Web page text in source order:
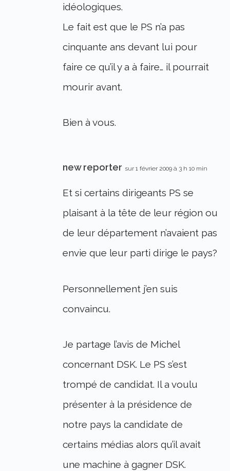
idéologiques.
Le fait est que le PS n’a pas
cinquante ans devant lui pour
faire ce qu’il y a à faire… il pourrait
mourir avant.
Bien à vous.
new reporter sur 1 février 2009 à 3 h 10 min
Et si certains dirigeants PS se
plaisant à la tête de leur région ou
de leur département n’avaient pas
envie que leur parti dirige le pays?
Personnellement j’en suis
convaincu.
Je partage l’avis de Michel
concernant DSK. Le PS s’est
trompé de candidat. Il a voulu
présenter à la présidence de
notre pays la candidate de
certains médias alors qu’il avait
une machine à gagner DSK.